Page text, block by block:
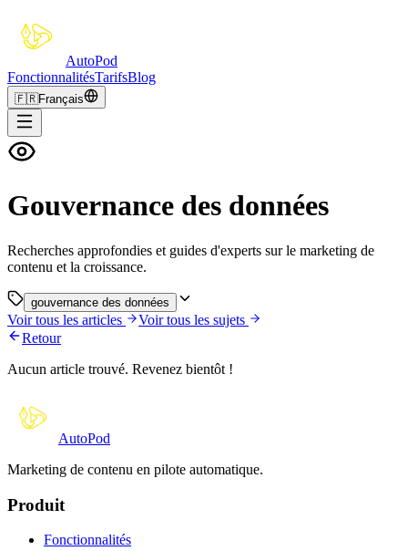
AutoPod
FonctionnalitésTarifsBlog
🇫🇷Français
Gouvernance des données
Recherches approfondies et guides d'experts sur le marketing de
contenu et la croissance.
gouvernance des données
Voir tous les articles
Voir tous les sujets
Retour
Aucun article trouvé. Revenez bientôt !
AutoPod
Marketing de contenu en pilote automatique.
Produit
Fonctionnalités